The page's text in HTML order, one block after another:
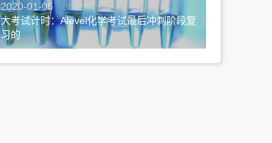
2020-01-06
大考试计时：Alevel化学考试最后冲刺阶段复
习的